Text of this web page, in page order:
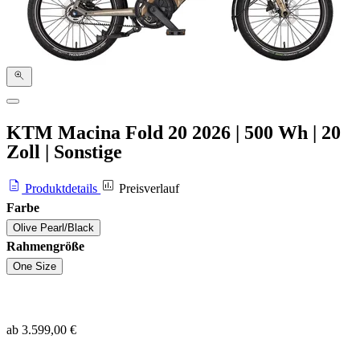
KTM Macina Fold 20 2026 | 500 Wh | 20
Zoll | Sonstige
Produktdetails
Preisverlauf
Farbe
Olive Pearl/Black
Rahmengröße
One Size
ab 3.599,00 €